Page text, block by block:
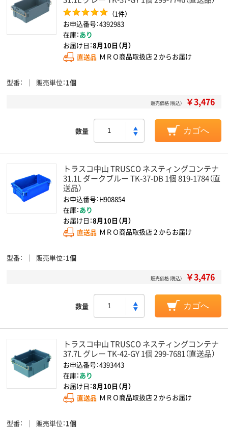
（1件）
お申込番号：4392983
在庫：あり
お届け日：8月10日（月）
直送品 ＭＲＯ商品取扱店２からお届け
型番 販売単位 1個
販売価格（税込） ￥3,476
数量 カゴへ
トラスコ中山 TRUSCO ネスティングコンテナ
31.1L ダークブルー TK-37-DB 1個 819-1784（直
送品）
お申込番号：H908854
在庫：あり
お届け日：8月10日（月）
直送品 ＭＲＯ商品取扱店２からお届け
型番 販売単位 1個
販売価格（税込） ￥3,476
数量 カゴへ
トラスコ中山 TRUSCO ネスティングコンテナ
37.7L グレー TK-42-GY 1個 299-7681（直送品）
お申込番号：4393443
在庫：あり
お届け日：8月10日（月）
直送品 ＭＲＯ商品取扱店２からお届け
型番 販売単位 1個